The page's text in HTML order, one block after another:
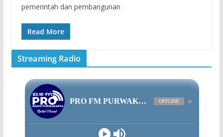
pemerintah dan pembangunan
Read More
Streaming Radio